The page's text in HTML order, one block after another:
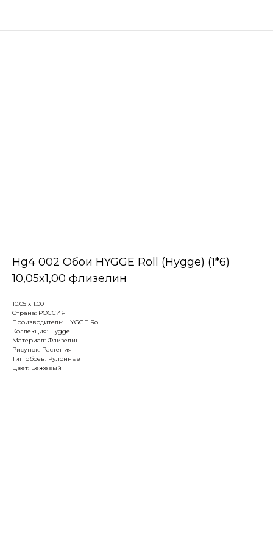
Hg4 002 Обои HYGGE Roll (Hygge) (1*6)
10,05x1,00 флизелин
10.05 х 1.00
Страна: РОССИЯ
Производитель: HYGGE Roll
Коллекция: Hygge
Материал: Флизелин
Рисунок: Растения
Тип обоев: Рулонные
Цвет: Бежевый